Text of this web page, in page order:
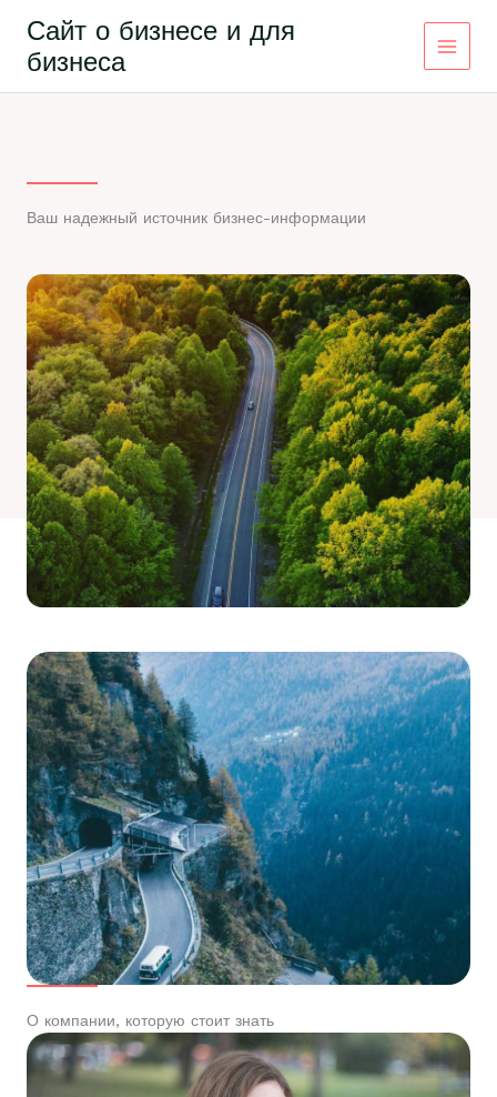
содержимому
Сайт о бизнесе и для
бизнеса
Ваш надежный источник бизнес-информации
О компании, которую стоит знать